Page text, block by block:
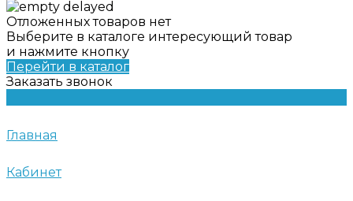
Отложенных товаров нет
Выберите в каталоге интересующий товар
и нажмите кнопку
Перейти в каталог
Заказать звонок
Главная
Кабинет